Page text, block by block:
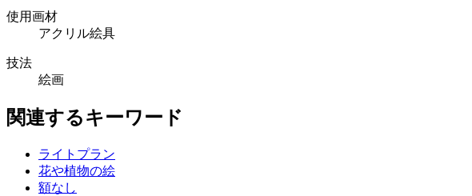
使用画材
アクリル絵具
技法
絵画
関連するキーワード
ライトプラン
花や植物の絵
額なし